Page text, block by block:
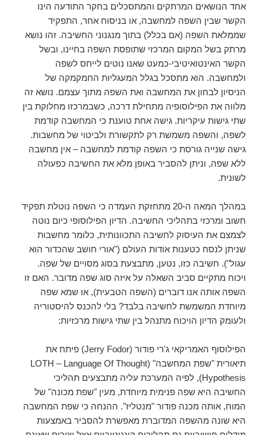
אחד הנושאים המרתקים והמתסכלים בחקר התודעה הינו
הקשר שבין השפה למחשבה, או בניסוח אחר, התפקיד
שממלאת השפה (אם בכלל) בתוך מנגנוני החשיבה. זהו נושא
מרתק בשל המקום המרכזי שתופסת השפה בחיינו, ובשל
הקשר האינטואיטיבי-כמעט שאנו נוטים לייחס לשפה
ולמחשבה. הוא מתסכל בגלל המעגליות החמקמקה של
הניסיון לבחון את המחשבה ואת השפה מתוך עצמם. נושא זה
מלווה את הפילוסופיה מתחילת דרכה, כשבמרכזו מחלוקת בין
שתי גישות עיקריות. גישה אחת טוענת כי המחשבה קודמת
לשפה, והשפה משמשת רק לתקשורת ולביטוי של מחשבות.
גישה שנייה גורסת כי השפה קודמת למחשבה – אין מחשבה
ללא שפה, וניתן להסביר באופן מלא את החשיבה כפעולה
לשונית.
במהלך המאה ה-20 מתחזקת העמדה כי השפה נוטלת תפקיד
חשוב ומרכזי בתהליכי החשיבה. הדיון הפילוסופי כיום נוטה
לצמצם את העיסוק לחשיבה התכוונותית, כלומר מחשבות
שניתן לנסח כטענות אודות העולם ("אורי חושב שהכדור הוא
עגול"). חשיבה כזו, נטען, מתבצעת בסוג מסויים של שפה.
ויכוח מתקיים סביב השאלה על איזה סוג שפה מדובר. האם זו
השפה אותה אנו דוברים (השפה הטבעית), או שמא שפה
מיוחדת המשמשת לחשיבה בלבד? בלי להכנס להיסטוריה
ולעומק הדיון הויכוח מתנהל בין שתי גישות מרכזיות:
הפילוסוף האמריקאי ג'רי פודור (Jerry Fodor) פיתח את
תיאורית "שפת המחשבה" (LOTH – Language Of Thought
Hypothesis), לפיה המערכת עליה מתבצעים תהליכי
החשיבה היא שפה פנימית מיוחדת, מעין "שפת מכונה" של
המוח, אותה מכנה פודור "מנטליז". ההנחה כי שפת המחשבה
היא שונה מהשפה המדוברת מאפשרת להסביר באמצעות